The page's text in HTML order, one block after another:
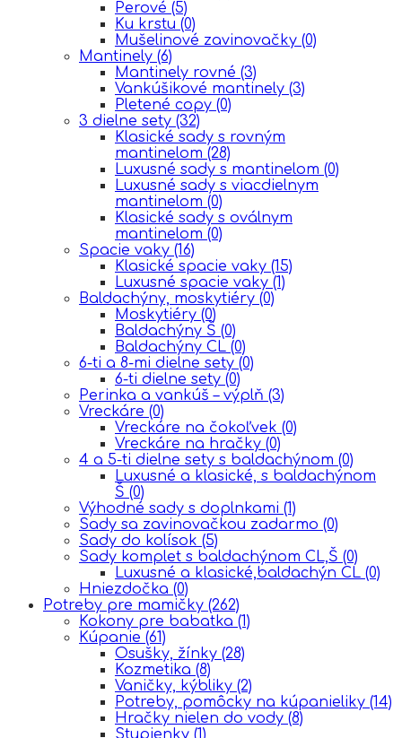
Perové (5)
Ku krstu (0)
Mušelinové zavinovačky (0)
Mantinely (6)
Mantinely rovné (3)
Vankúšikové mantinely (3)
Pletené copy (0)
3 dielne sety (32)
Klasické sady s rovným
mantinelom (28)
Luxusné sady s mantinelom (0)
Luxusné sady s viacdielnym
mantinelom (0)
Klasické sady s oválnym
mantinelom (0)
Spacie vaky (16)
Klasické spacie vaky (15)
Luxusné spacie vaky (1)
Baldachýny, moskytiéry (0)
Moskytiéry (0)
Baldachýny Š (0)
Baldachýny CL (0)
6-ti a 8-mi dielne sety (0)
6-ti dielne sety (0)
Perinka a vankúš – výplň (3)
Vreckáre (0)
Vreckáre na čokoľvek (0)
Vreckáre na hračky (0)
4 a 5-ti dielne sety s baldachýnom (0)
Luxusné a klasické, s baldachýnom
Š (0)
Výhodné sady s doplnkami (1)
Sady sa zavinovačkou zadarmo (0)
Sady do kolísok (5)
Sady komplet s baldachýnom CL,Š (0)
Luxusné a klasické,baldachýn CL (0)
Hniezdočka (0)
Potreby pre mamičky (262)
Kokony pre babatka (1)
Kúpanie (61)
Osušky, žínky (28)
Kozmetika (8)
Vaničky, kýbliky (2)
Potreby, pomôcky na kúpanieliky (14)
Hračky nielen do vody (8)
Stupienky (1)